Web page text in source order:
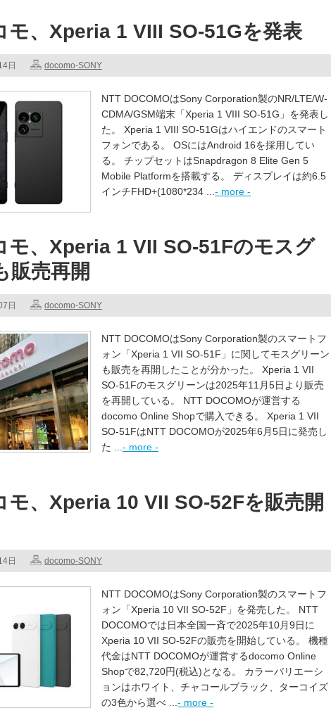
モ、Xperia 1 VIII SO-51Gを発表
日 docomo-SONY
NTT DOCOMOはSony Corporation製のNR/LTE/W-
CDMA/GSM端末「Xperia 1 VIII SO-51G」を発表し
た。 Xperia 1 VIII SO-51Gはハイエンドのスマート
フォンである。 OSにはAndroid 16を採用してい
る。 チップセットはSnapdragon 8 Elite Gen 5
Mobile Platformを搭載する。 ディスプレイは約6.5
インチFHD+(1080*234 ... - more -
モ、Xperia 1 VII SO-51Fのモスグ
販売再開
日 docomo-SONY
NTT DOCOMOはSony Corporation製のスマートフ
ォン「Xperia 1 VII SO-51F」に関してモスグリーン
も販売を再開したことが分かった。 Xperia 1 VII
SO-51Fのモスグリーンは2025年11月5日より販売
を再開している。 NTT DOCOMOが運営する
docomo Online Shopで購入できる。 Xperia 1 VII
SO-51FはNTT DOCOMOが2025年6月5日に発売し
た ... - more -
モ、Xperia 10 VII SO-52Fを販売開
日 docomo-SONY
NTT DOCOMOはSony Corporation製のスマートフ
ォン「Xperia 10 VII SO-52F」を発売した。 NTT
DOCOMOでは日本全国一斉で2025年10月9日に
Xperia 10 VII SO-52Fの販売を開始している。 機種
代金はNTT DOCOMOが運営するdocomo Online
Shopで82,720円(税込)となる。 カラーバリエーシ
ョンはホワイト、チャコールブラック、ターコイズ
の3色から選べ ... - more -